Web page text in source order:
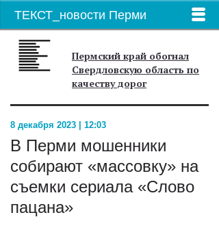
ТЕКСТ_новости Перми
Пермский край обогнал
Свердловскую область по
качеству дорог
8 декабря 2023 | 12:03
В Перми мошенники
собирают «массовку» на
съемки сериала «Слово
пацана»